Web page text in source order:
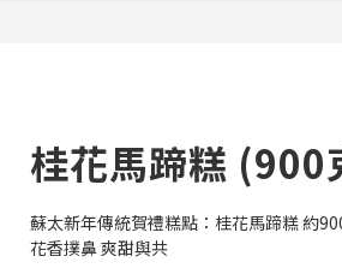
桂花馬蹄糕 (900
蘇太新年傳統賀禮糕點：桂花馬蹄糕 約
花香撲鼻 爽甜與共